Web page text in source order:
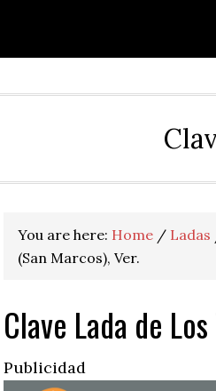
You are here: Home / Ladas
(San Marcos), Ver.
Clave Lada de
Publicidad